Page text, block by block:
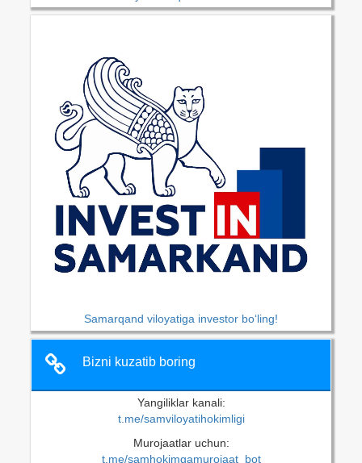
Samarqand viloyatiga investor bo‘ling!
Bizni kuzatib boring
Yangiliklar kanali:
t.me/samviloyatihokimligi
Murojaatlar uchun:
t.me/samhokimgamurojaat_bot